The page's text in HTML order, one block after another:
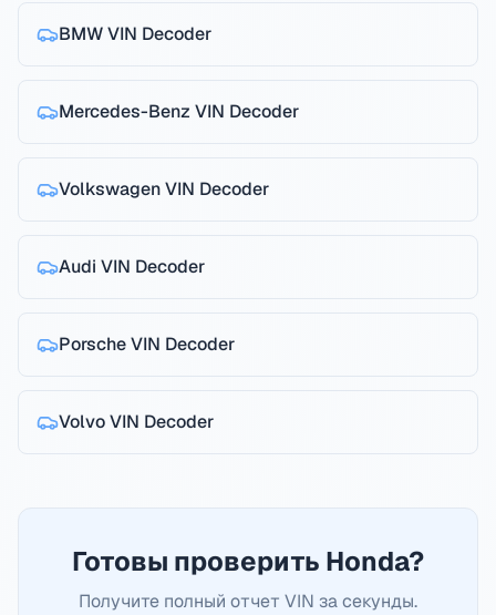
BMWVIN Decoder
Mercedes-Benz VIN Decoder
VolkswagenVIN Decoder
Audi VIN Decoder
PorscheVIN Decoder
VolvoVIN Decoder
Готовы проверить Honda?
Получите полный отчет VIN за секунды.